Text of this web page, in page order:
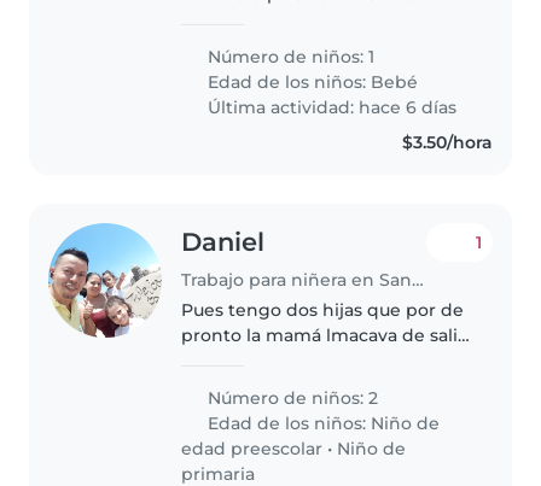
alrededor de un año. Ideal si
tiene experiencia con bebés
juguetones y amigables. ¡Gracias
por contactarme..
Número de niños: 1
Edad de los niños: Bebé
Última actividad: hace 6 días
$3.50/hora
Daniel
Trabajo para niñera en San Salvador
1
Pues tengo dos hijas que por de
pronto la mamá lmacava de salir
con quien las cuide les dé de
comer yo pago microbus para la
escuela a deja e ir atarer..
Número de niños: 2
Edad de los niños: Niño de
edad preescolar • Niño de
primaria